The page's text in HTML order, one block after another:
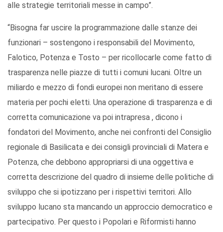
alle strategie territoriali messe in campo”.
“Bisogna far uscire la programmazione dalle stanze dei
funzionari – sostengono i responsabili del Movimento,
Falotico, Potenza e Tosto – per ricollocarle come fatto di
trasparenza nelle piazze di tutti i comuni lucani. Oltre un
miliardo e mezzo di fondi europei non meritano di essere
materia per pochi eletti. Una operazione di trasparenza e di
corretta comunicazione va poi intrapresa , dicono i
fondatori del Movimento, anche nei confronti del Consiglio
regionale di Basilicata e dei consigli provinciali di Matera e
Potenza, che debbono appropriarsi di una oggettiva e
corretta descrizione del quadro di insieme delle politiche di
sviluppo che si ipotizzano per i rispettivi territori. Allo
sviluppo lucano sta mancando un approccio democratico e
partecipativo. Per questo i Popolari e Riformisti hanno